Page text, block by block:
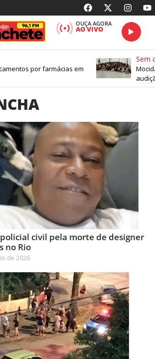
OUÇA AGORA
AO VIVO
por farmácias em
Sem
policial civil pela morte de designer
no Rio
de 2026